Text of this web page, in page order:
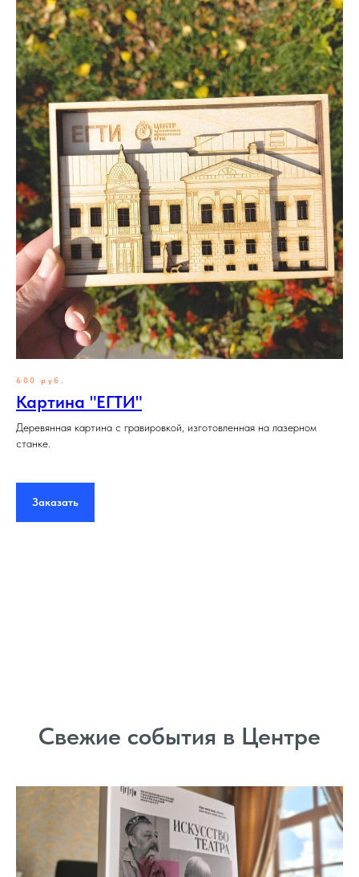
600 руб.
Картина "ЕГТИ"
Деревянная картина с гравировкой, изготовленная на лазерном
станке.
Заказать
Свежие события в Центре